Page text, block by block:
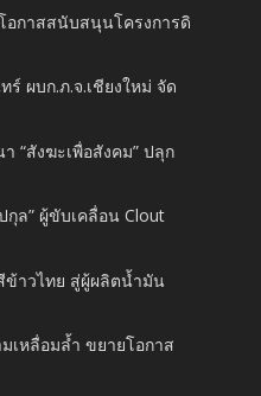
อกาสสนับสนุนโครงการดิ
ผบก.ภ.จ.เชียงใหม่ จัด
“สังฆะเพื่อสังคม” ปลุก
กุล” ผู้ขับเคลื่อน Clout
ข้าวไทย สู่ผู้ผลิตน้ำมัน
เหลื่อมล้ำ ขยายโอกาส